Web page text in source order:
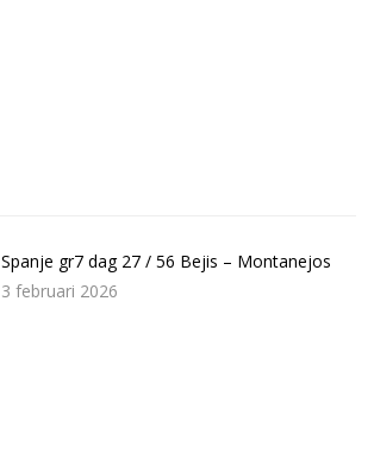
Spanje gr7 dag 27 / 56 Bejis – Montanejos
3 februari 2026